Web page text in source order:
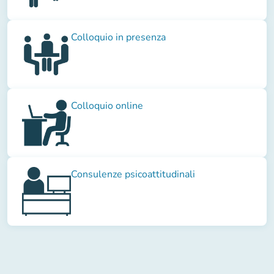
Colloquio in presenza
Colloquio online
Consulenze psicoattitudinali